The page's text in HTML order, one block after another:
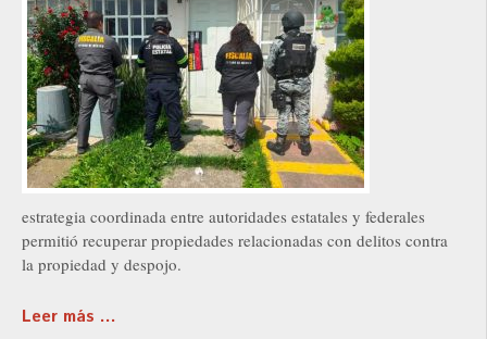
estrategia coordinada entre autoridades estatales y federales
permitió recuperar propiedades relacionadas con delitos contra
la propiedad y despojo.
Leer más ...